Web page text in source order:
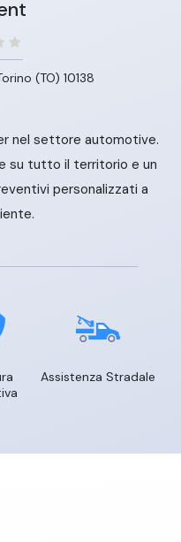
(TO) 10138
nel settore automotive.
su tutto il territorio e un
personalizzati a
Assistenza Stradale